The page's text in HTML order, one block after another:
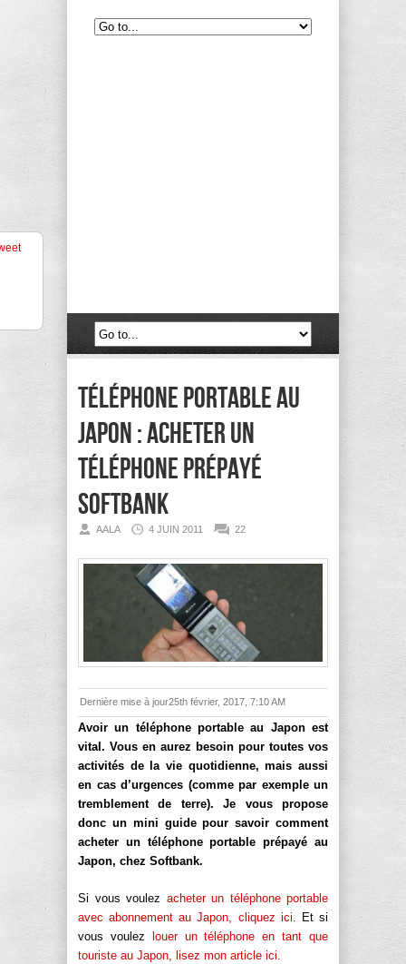
Téléphone portable au
Japon : Acheter un
téléphone prépayé
Softbank
AALA 4 JUIN 2011 22
Dernière mise à jour25th février, 2017, 7:10 AM
Avoir un téléphone portable au Japon est
vital. Vous en aurez besoin pour toutes vos
activités de la vie quotidienne, mais aussi
en cas d’urgences (comme par exemple un
tremblement de terre). Je vous propose
donc un mini guide pour savoir comment
acheter un téléphone portable prépayé au
Japon, chez Softbank.
Si vous voulez acheter un téléphone portable
avec abonnement au Japon, cliquez ici. Et si
vous voulez
louer un téléphone en tant que
touriste au Japon, lisez mon article ici.